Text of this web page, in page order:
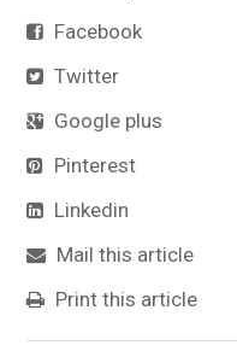
Facebook
Twitter
Google plus
Pinterest
Linkedin
Mail this article
Print this article